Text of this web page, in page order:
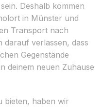
Deshalb kommen
in Münster und
Transport nach
darauf verlassen, dass
Gegenstände
deinem neuen Zuhause
bieten, haben wir